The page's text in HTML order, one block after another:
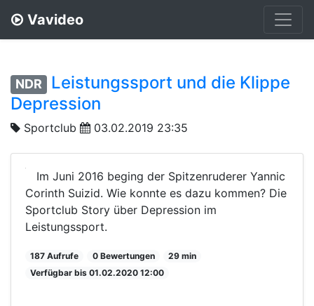
Vavideo
NDR
Leistungssport und die Klippe
Depression
Sportclub 03.02.2019 23:35
Im Juni 2016 beging der Spitzenruderer Yannic
Corinth Suizid. Wie konnte es dazu kommen? Die
Sportclub Story über Depression im
Leistungssport.
187 Aufrufe 0 Bewertungen
29 min
Verfügbar bis 01.02.2020 12:00